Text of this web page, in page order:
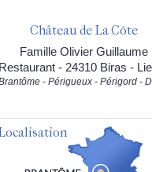
Château de La Côte
Famille Olivier Guillaume
- 24310 Biras -
- Périgueux - Périgord -